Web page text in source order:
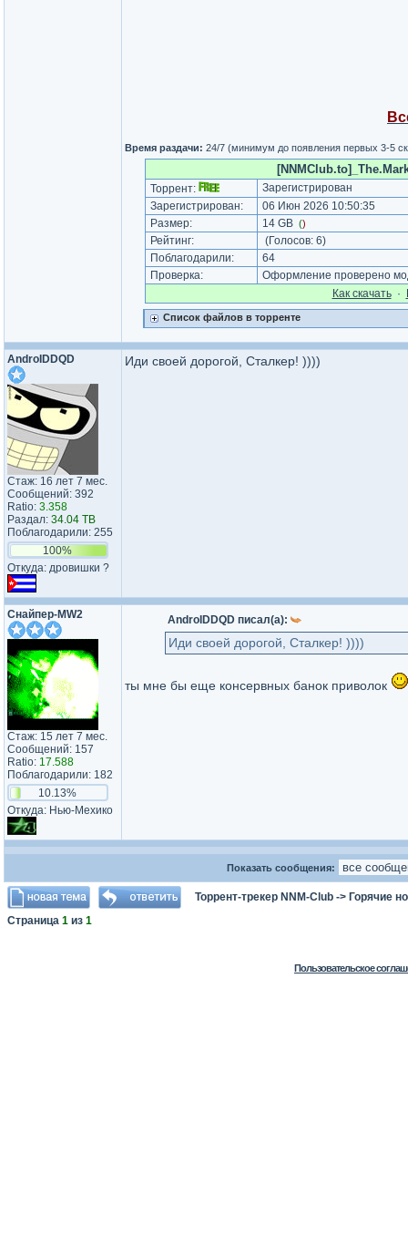
Время раздачи: 24/7 (минимум до появления первых 3-5
Торрент:
Зарегистрирован
Зарегистрирован:
06 Июн 2026 10:50:35
Размер:
14 GB ()
Рейтинг: (Голосов: 6)
Поблагодарили:
64
Проверка:
Оформление проверено
Как cкачать·
Список файлов в торренте
AndroIDDQD
Стаж: 16 лет 7 мес.
Сообщений: 392
Ratio: 3.358
Раздал: 34.04 TB
Поблагодарили: 255
100%
Откуда: дровишки ?
Иди своей дорогой, Сталкер! ))))
Снайпер-MW2
Стаж: 15 лет 7 мес.
Сообщений: 157
Ratio: 17.588
Поблагодарили: 182
10.13%
Откуда: Нью-Мехико
AndroIDDQD писал(а):
Иди своей дорогой, Сталкер! ))))
ты мне бы еще консервных банок приволок
Показать сообщения:
Торрент-трекер NNM-Club -> Горячие
Страница 1 из 1
Пользовательское